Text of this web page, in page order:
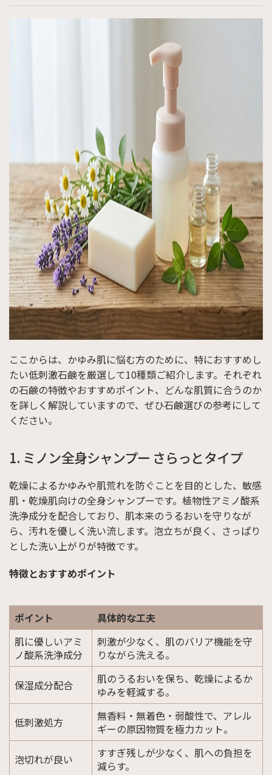
ここからは、かゆみ肌に悩む方のために、特におすすめし
たい低刺激石鹸を厳選して10種類ご紹介します。それぞれ
の石鹸の特徴やおすすめポイント、どんな肌質に合うのか
を詳しく解説していますので、ぜひ石鹸選びの参考にして
ください。
1. ミノン全身シャンプー さらっとタイプ
乾燥によるかゆみや肌荒れを防ぐことを目的とした、敏感
肌・乾燥肌向けの全身シャンプーです。植物性アミノ酸系
洗浄成分を配合しており、肌本来のうるおいを守りなが
ら、汚れを優しく洗い流します。泡立ちが良く、さっぱり
とした洗い上がりが特徴です。
特徴とおすすめポイント
ポイント
具体的な工夫
肌に優しいアミ
ノ酸系洗浄成分
刺激が少なく、肌のバリア機能を守
りながら洗える。
保湿成分配合
肌のうるおいを保ち、乾燥によるか
ゆみを軽減する。
低刺激処方
無香料・無着色・弱酸性で、アレル
ギーの原因物質を極力カット。
泡切れが良い
すすぎ残しが少なく、肌への負担を
減らす。